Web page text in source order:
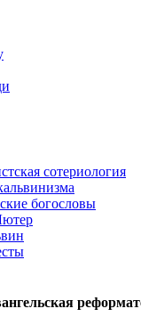
сотериология
богословы